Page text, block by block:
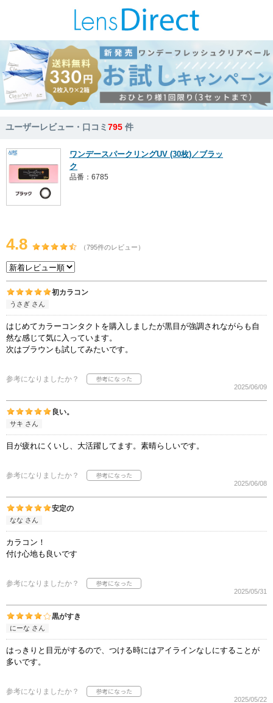
ユーザーレビュー・口コミ795 件
ワンデースパークリングUV (30枚)／ブラッ
ク
品番：6785
4.8 （795件のレビュー）
初カラコン
うさぎ さん
はじめてカラーコンタクトを購入しましたが黒目が強調されながらも自
然な感じて気に入っています。
次はブラウンも試してみたいです。
参考になりましたか？
2025/06/09
良い。
サキ さん
目が疲れにくいし、大活躍してます。素晴らしいです。
参考になりましたか？
2025/06/08
安定の
なな さん
カラコン！
付け心地も良いです
参考になりましたか？
2025/05/31
黒がすき
にーな さん
はっきりと目元がするので、つける時にはアイラインなしにすることが
多いです。
参考になりましたか？
2025/05/22